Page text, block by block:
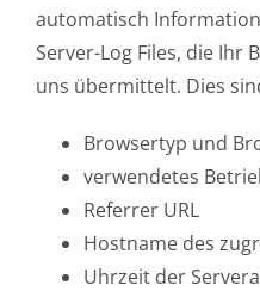
automatisch
Server-Log Files, die Ihr
uns übermittelt. Dies
Browsertyp und
verwendetes
Referrer URL
Hostname des
Uhrzeit der